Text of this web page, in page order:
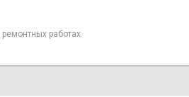
работах.